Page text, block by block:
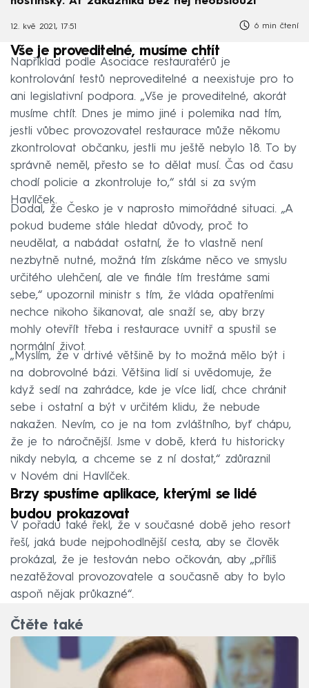
12. kvě 2021, 17:51 6 min čtení
Vše je proveditelné, musíme chtít
Například podle Asociace restauratérů je
kontrolování testů neproveditelné a neexistuje pro to
ani legislativní podpora. „Vše je proveditelné, akorát
musíme chtít. Dnes je mimo jiné i polemika nad tím,
jestli vůbec provozovatel restaurace může někomu
zkontrolovat občanku, jestli mu ještě nebylo 18. To by
správně neměl, přesto se to dělat musí. Čas od času
chodí policie a zkontroluje to,“ stál si za svým
Havlíček.
Dodal, že Česko je v naprosto mimořádné situaci. „A
pokud budeme stále hledat důvody, proč to
neudělat, a nabádat ostatní, že to vlastně není
nezbytně nutné, možná tím získáme něco ve smyslu
určitého ulehčení, ale ve finále tím trestáme sami
sebe,“ upozornil ministr s tím, že vláda opatřeními
nechce nikoho šikanovat, ale snaží se, aby brzy
mohly otevřít třeba i restaurace uvnitř a spustil se
normální život.
„Myslím, že v drtivé většině by to možná mělo být i
na dobrovolné bázi. Většina lidí si uvědomuje, že
když sedí na zahrádce, kde je více lidí, chce chránit
sebe i ostatní a být v určitém klidu, že nebude
nakažen. Nevím, co je na tom zvláštního, byť chápu,
že je to náročnější. Jsme v době, která tu historicky
nikdy nebyla, a chceme se z ní dostat,“ zdůraznil
v Novém dni Havlíček.
Brzy spustíme aplikace, kterými se lidé
budou prokazovat
V pořadu také řekl, že v současné době jeho resort
řeší, jaká bude nejpohodlnější cesta, aby se člověk
prokázal, že je testován nebo očkován, aby „příliš
nezatěžoval provozovatele a současně aby to bylo
aspoň nějak průkazné“.
Čtěte také